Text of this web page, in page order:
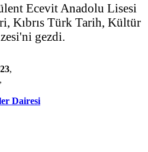
Ecevit Anadolu Lisesi
Kıbrıs Türk Tarih, Kültür
gezdi.
,
,
Dairesi